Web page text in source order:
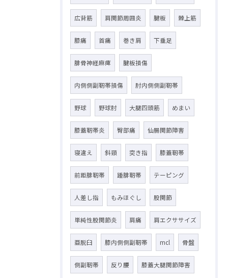
広背筋 肩関節周囲炎 腱板 棘上筋
膝痛 首痛 巻き肩 下垂足
腓骨神経麻痺 腱板損傷
内側側副靭帯損傷 肘内側側副靭帯
野球 野球肘 大腿四頭筋 めまい
膝蓋靭帯炎 臀部痛 仙腸関節障害
寝違え 斜頸 突き指 膝蓋靭帯
前距腓靭帯 踵腓靭帯 テーピング
人差し指 もみほぐし 股関節
単純性股関節炎 肩痛 肩エクササイズ
亜脱臼 膝内側側副靭帯 mcl 骨盤
側副靭帯 反り腰 膝蓋大腿関節障害